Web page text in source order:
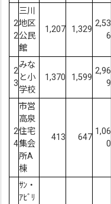
2
2
三川
地区
公民
館
1,207 1,329
2,53
6
2
3
みな
と小
学校
1,370 1,599
2,96
9
2
4
市営
高泉
住宅
集会
所A
棟
413 647
1,06
0
ｻﾝ・
ｱﾋﾞﾘ